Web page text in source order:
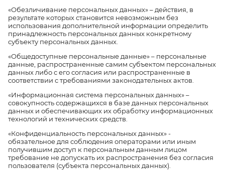
«Обезличивание персональных данных» – действия, в
результате которых становится невозможным без
использования дополнительной информации определить
принадлежность персональных данных конкретному
субъекту персональных данных.
«Общедоступные персональные данные» – персональные
данные, распространенные самим субъектом персональных
данных либо с его согласия или распространенные в
соответствии с требованиями законодательных актов.
«Информационная система персональных данных» –
совокупность содержащихся в базе данных персональных
данных и обеспечивающих их обработку информационных
технологий и технических средств.
«Конфиденциальность персональных данных» -
обязательное для соблюдения операторами или иным
получившим доступ к персональным данным лицом
требование не допускать их распространения без согласия
пользователя (субъекта персональных данных).